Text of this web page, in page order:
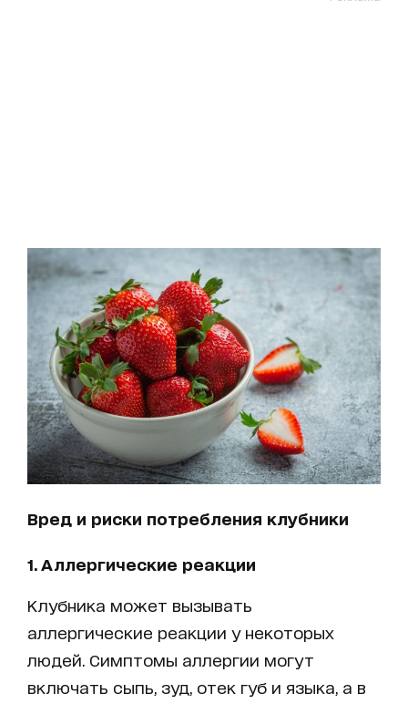
Вред и риски потребления клубники
1. Аллергические реакции
Клубника может вызывать
аллергические реакции у некоторых
людей. Симптомы аллергии могут
включать сыпь, зуд, отек губ и языка, а в